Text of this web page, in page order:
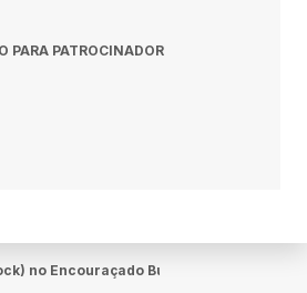
PARA PATROCINADOR
no Encouraçado Butikin em Porto